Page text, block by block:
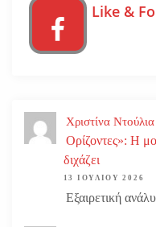
Like &
Χριστίνα
Ορίζοντες»: Η
διχάζει
13 ΙΟΥΛΊΟΥ 2026
Εξαιρετική